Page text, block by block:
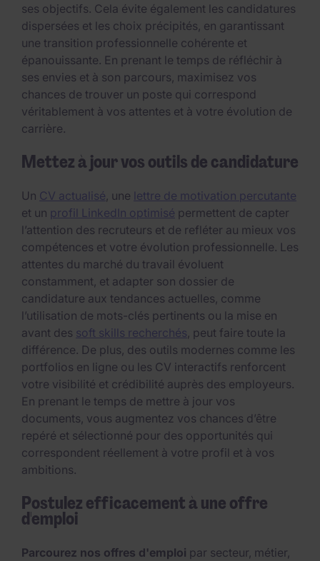
ses objectifs. Cela évite également les candidatures
dispersées et les choix précipités, en garantissant
une transition professionnelle cohérente et
épanouissante. En prenant le temps de réfléchir à
ses envies et à son parcours, maximisez vos
chances de trouver un poste qui correspond
véritablement à vos attentes et à votre évolution de
carrière.
Mettez à jour vos outils de candidature
Un CV actualisé, une lettre de motivation percutante
et un profil LinkedIn optimisé permettent de capter
l’attention des recruteurs et de refléter au mieux vos
compétences et votre évolution professionnelle. Les
attentes du marché du travail évoluent
constamment, et adapter son dossier de
candidature aux tendances actuelles, comme
l’utilisation de mots-clés pertinents ou la mise en
avant des soft skills recherchés, peut faire toute la
différence. De plus, des outils modernes comme les
portfolios en ligne ou les CV interactifs renforcent
votre visibilité et crédibilité auprès des employeurs.
En prenant le temps de mettre à jour vos
documents, vous augmentez vos chances d’être
repéré et sélectionné pour des opportunités qui
correspondent réellement à votre profil et à vos
ambitions.
Postulez efficacement à une offre
d'emploi
Parcourez nos offres d'emploi par secteur, métier,